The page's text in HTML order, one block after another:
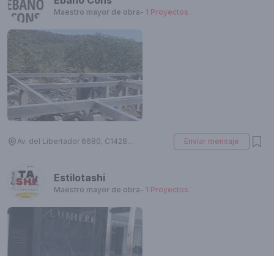
Maestro mayor de obra- 1 Proyectos
Av. del Libertador 6680, C1428ARW Cdad. Autónoma de Buenos Aires, Argentina Enviar mensaje
Estilotashi
Maestro mayor de obra- 1 Proyectos